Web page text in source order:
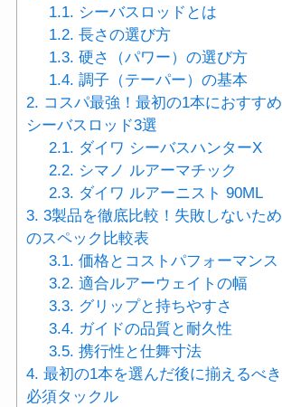
1.1. シーバスロッドとは
1.2. 長さの選び方
1.3. 硬さ（パワー）の選び方
1.4. 調子（テーパー）の基本
2. コスパ最強！最初の1本におすすめ
シーバスロッド3選
2.1. ダイワ シーバスハンターX
2.2. シマノ ルアーマチック
2.3. ダイワ ルアーニスト 90ML
3. 3製品を徹底比較！失敗しないため
のスペック比較表
3.1. 価格とコストパフォーマンス
3.2. 適合ルアーウェイトの幅
3.3. グリップと持ちやすさ
3.4. ガイドの品質と耐久性
3.5. 携行性と仕舞寸法
4. 最初の1本を選んだ後に揃えるべき
必須タックル